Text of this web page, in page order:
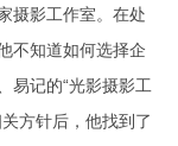
摄影工作室。在处
不知道如何选择企
易记的“光影摄影工
方针后，他找到了